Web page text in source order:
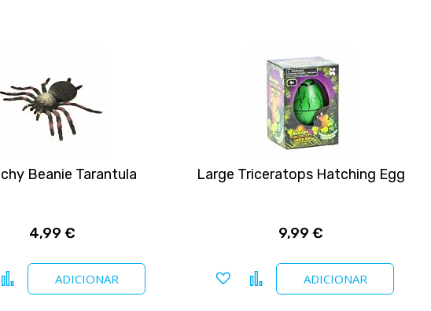
Beanie Tarantula
4,99 €
ADICIONAR
a favoritos
Comparar
Large Triceratops Hatching Egg
9,99 €
ADICIONAR
Adicionar a favoritos
Comparar